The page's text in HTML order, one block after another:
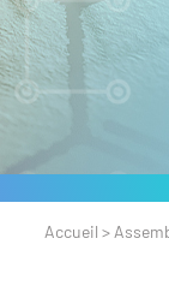
Accueil >